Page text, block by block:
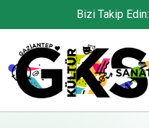
Bizi Takip Edin: